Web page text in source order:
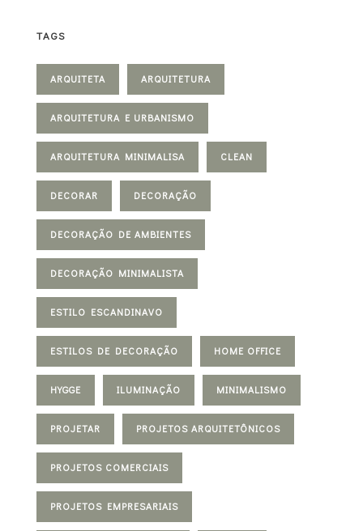
TAGS
ARQUITETA ARQUITETURA
ARQUITETURA E URBANISMO
ARQUITETURA MINIMALISA CLEAN
DECORAR DECORAÇÃO
DECORAÇÃO DE AMBIENTES
DECORAÇÃO MINIMALISTA
ESTILO ESCANDINAVO
ESTILOS DE DECORAÇÃO HOME OFFICE
HYGGE ILUMINAÇÃO MINIMALISMO
PROJETAR PROJETOS ARQUITETÔNICOS
PROJETOS COMERCIAIS
PROJETOS EMPRESARIAIS